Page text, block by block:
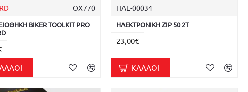
OX770
BIKER TOOLKIT PRO
ΗΛΕ-00034
ΗΛΕΚΤΡΟΝΙΚΗ ZIP 50 2T
23,00€
ΚΑΛΆΘΙ